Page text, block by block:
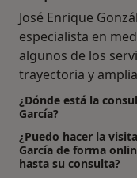
José Enrique
especialista en
algunos de los
trayectoria y
¿Dónde está la
García?
¿Puedo hacer la
García de forma
hasta su consulta?